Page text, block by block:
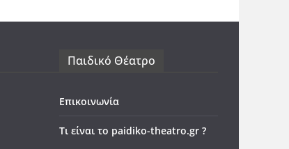
Παιδικό Θέατρο
Επικοινωνία
Τι είναι το paidiko-theatro.gr ?